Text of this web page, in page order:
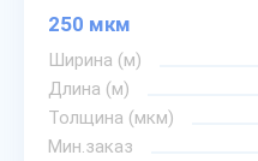
250 мкм
Ширина (м)
Длина (м)
Толщина (мкм)
Мин.заказ